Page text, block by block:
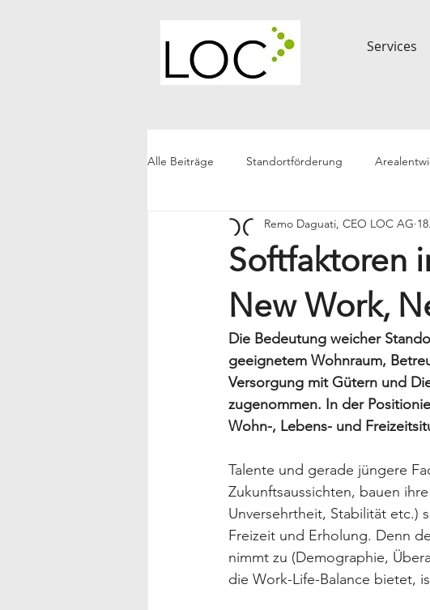
Services
Alle Beiträge Standortförderung
LOC Generell Future Living
Softfaktoren
New Work,
Remo Daguati, CEO LOC AG
Die Bedeutung weicher
geeignetem Wohnraum,
Versorgung mit Gütern und
zugenommen. In der
Wohn-, Lebens- und
Talente und gerade jüngere
Zukunftsaussichten, bauen
Unversehrtheit, Stabilität etc.)
Freizeit und Erholung. Denn
nimmt zu (Demographie,
die Work-Life-Balance bietet,